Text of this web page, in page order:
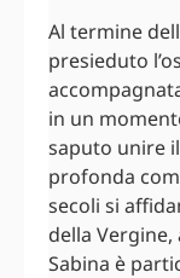
Al termine
presieduto
in un
saputo unire
profonda
secoli si
della Vergine,
Sabina è